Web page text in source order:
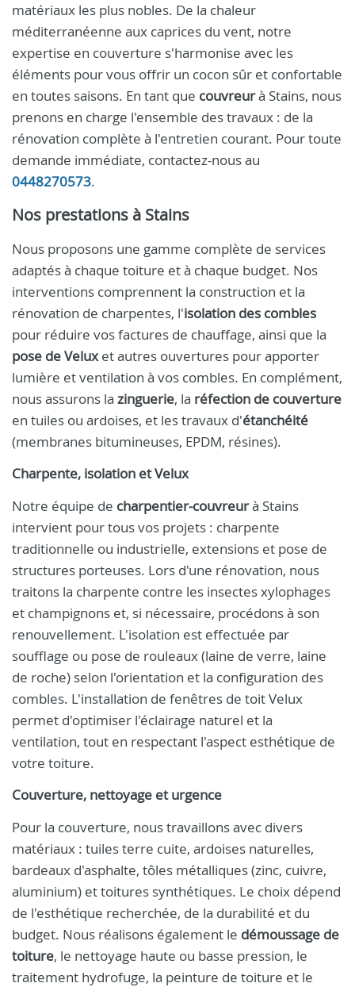
matériaux les plus nobles. De la chaleur
méditerranéenne aux caprices du vent, notre
expertise en couverture s'harmonise avec les
éléments pour vous offrir un cocon sûr et confortable
en toutes saisons. En tant que couvreurà Stains, nous
prenons en charge l'ensemble des travaux : de la
rénovation complète à l'entretien courant. Pour toute
demande immédiate, contactez-nous au
0448270573.
Nos prestations à Stains
Nous proposons une gamme complète de services
adaptés à chaque toiture et à chaque budget. Nos
interventions comprennent la construction et la
rénovation de charpentes, l'isolation des combles
pour réduire vos factures de chauffage, ainsi que la
pose de Veluxet autres ouvertures pour apporter
lumière et ventilation à vos combles. En complément,
nous assurons la zinguerie, la réfection de couverture
en tuiles ou ardoises, et les travaux d'étanchéité
(membranes bitumineuses, EPDM, résines).
Charpente, isolation et Velux
Notre équipe de charpentier-couvreurà Stains
intervient pour tous vos projets : charpente
traditionnelle ou industrielle, extensions et pose de
structures porteuses. Lors d'une rénovation, nous
traitons la charpente contre les insectes xylophages
et champignons et, si nécessaire, procédons à son
renouvellement. L'isolation est effectuée par
soufflage ou pose de rouleaux (laine de verre, laine
de roche) selon l'orientation et la configuration des
combles. L'installation de fenêtres de toit Velux
permet d'optimiser l'éclairage naturel et la
ventilation, tout en respectant l'aspect esthétique de
votre toiture.
Couverture, nettoyage et urgence
Pour la couverture, nous travaillons avec divers
matériaux : tuiles terre cuite, ardoises naturelles,
bardeaux d'asphalte, tôles métalliques (zinc, cuivre,
aluminium) et toitures synthétiques. Le choix dépend
de l'esthétique recherchée, de la durabilité et du
budget. Nous réalisons également le démoussage de
toiture, le nettoyage haute ou basse pression, le
traitement hydrofuge, la peinture de toiture et le